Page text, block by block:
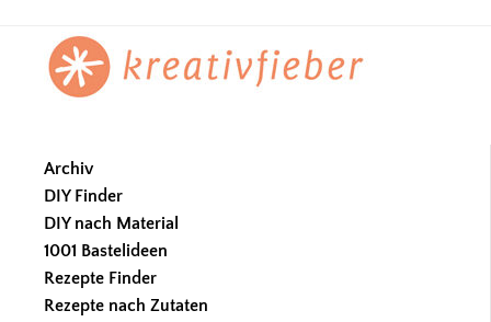
Footer
Archiv
DIY Finder
DIY nach Material
1001 Bastelideen
Rezepte Finder
Rezepte nach Zutaten